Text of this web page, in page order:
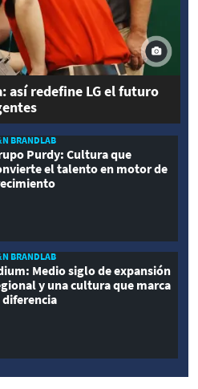
así redefine LG el futuro
BRANDLAB
Purdy: Cultura que
el talento en motor de
BRANDLAB
Medio siglo de expansión
y una cultura que marca
diferencia